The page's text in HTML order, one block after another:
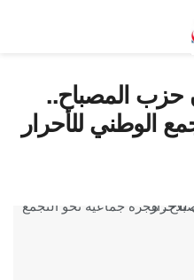
حزب المصباح..
الوطني للأحرار